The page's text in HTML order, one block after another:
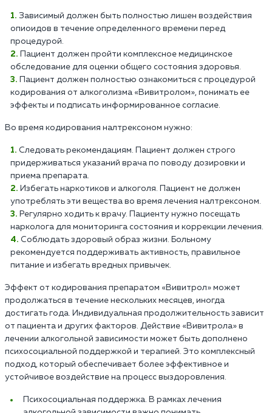
Зависимый должен быть полностью лишен воздействия
опиоидов в течение определенного времени перед
процедурой.
Пациент должен пройти комплексное медицинское
обследование для оценки общего состояния здоровья.
Пациент должен полностью ознакомиться с процедурой
кодирования от алкоголизма «Вивитролом», понимать ее
эффекты и подписать информированное согласие.
Во время кодирования налтрексоном нужно:
Следовать рекомендациям. Пациент должен строго
придерживаться указаний врача по поводу дозировки и
приема препарата.
Избегать наркотиков и алкоголя. Пациент не должен
употреблять эти вещества во время лечения налтрексоном.
Регулярно ходить к врачу. Пациенту нужно посещать
нарколога для мониторинга состояния и коррекции лечения.
Соблюдать здоровый образ жизни. Больному
рекомендуется поддерживать активность, правильное
питание и избегать вредных привычек.
Эффект от кодирования препаратом «Вивитрол» может
продолжаться в течение нескольких месяцев, иногда
достигать года. Индивидуальная продолжительность зависит
от пациента и других факторов. Действие «Вивитрола» в
лечении алкогольной зависимости может быть дополнено
психосоциальной поддержкой и терапией. Это комплексный
подход, который обеспечивает более эффективное и
устойчивое воздействие на процесс выздоровления.
Психосоциальная поддержка. В рамках лечения